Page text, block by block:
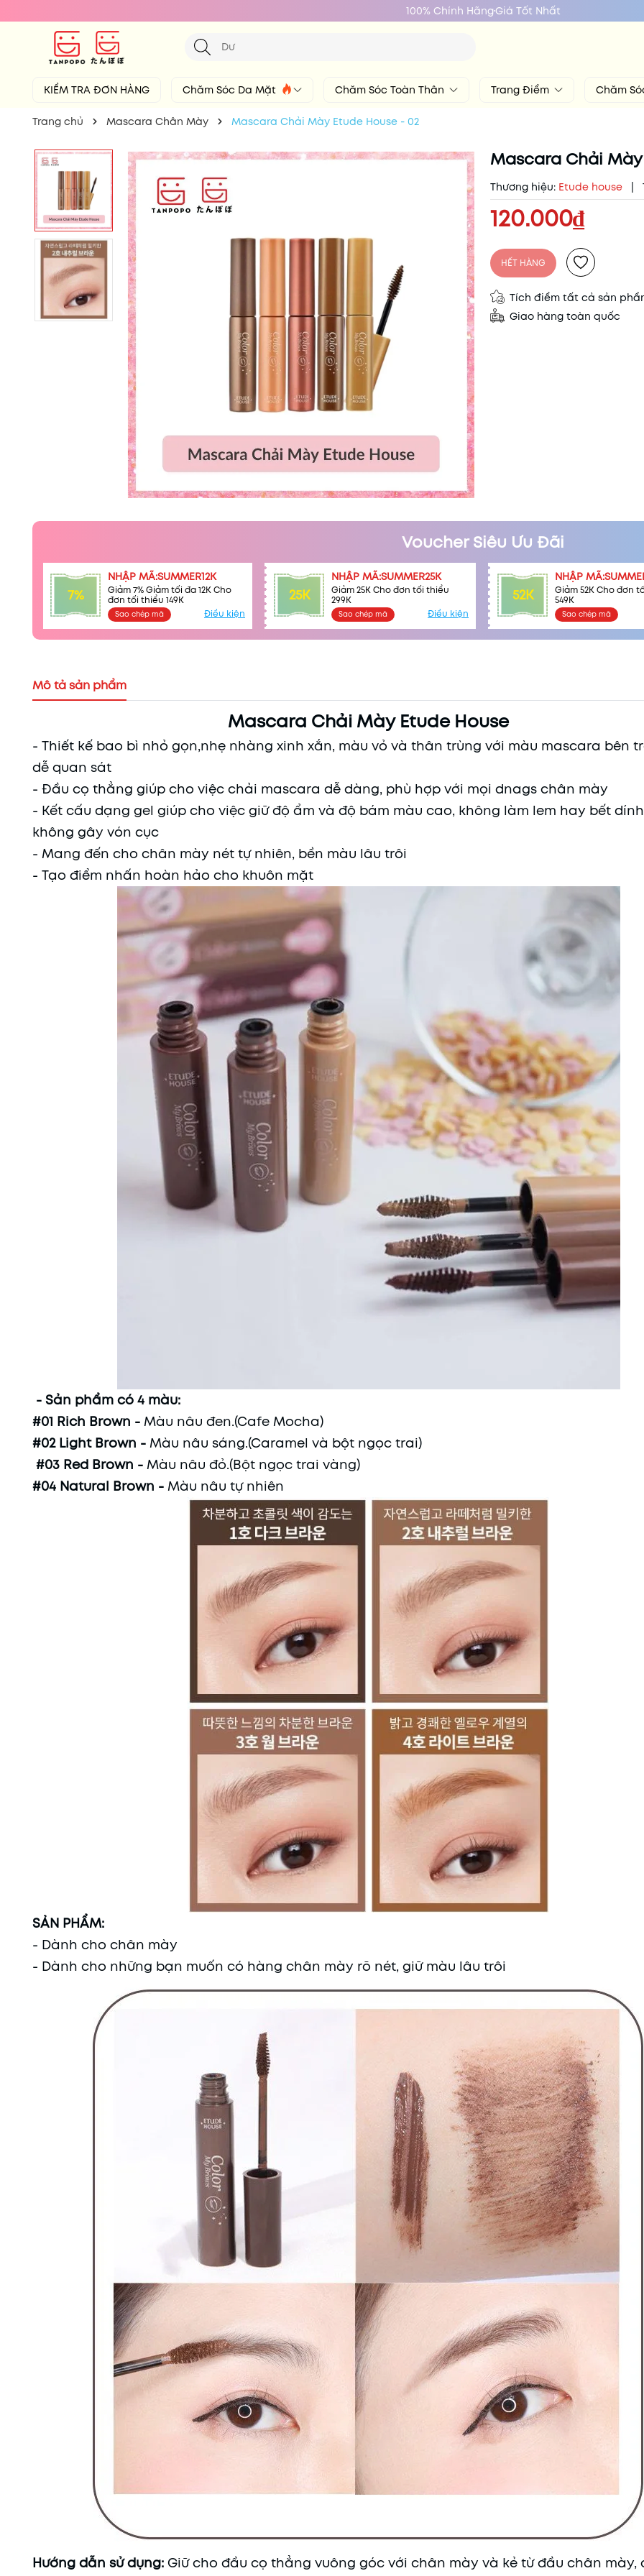
100% Chính HãngGiá Tốt Nhất
KIỂM TRA ĐƠN HÀNG Chăm Sóc Da Mặt Chăm Sóc Toàn Thân Trang Điểm Chăm
Trang chủ Mascara Chân Mày Mascara Chải Mày Etude House - 02
Mascara Chải
Thương hiệu: Etude house
120.000₫
HẾT HÀNG
Tích điểm tất cả sản
Giao hàng toàn quốc
Voucher Siêu Ưu Đãi
7%
NHẬP MÃ:SUMMER12K
Giảm 7% Giảm tối đa 12K Cho
đơn tối thiểu 149K
Sao chép mã Điều kiện
25K
NHẬP MÃ:SUMMER25K
Giảm 25K Cho đơn tối thiểu
299K
Sao chép mã Điều kiện
52K
NHẬP
Giảm 52K Cho đơn
549K
Sao chép mã
Mã khuyến mãi:
Mô tả sản phẩm
Mascara Chải Mày Etude House
- Thiết kế bao bì nhỏ gọn,nhẹ nhàng xinh xắn, màu vỏ và thân trùng với màu mascara bên
dễ quan sát
- Đầu cọ thẳng giúp cho việc chải mascara dễ dàng, phù hợp với mọi dnags chân mày
- Kết cấu dạng gel giúp cho việc giữ độ ẩm và độ bám màu cao, không làm lem hay bết
không gây vón cục
- Mang đến cho chân mày nét tự nhiên, bền màu lâu trôi
- Tạo điểm nhấn hoàn hảo cho khuôn mặt
- Sản phẩm có 4 màu:
#01 Rich Brown -Màu nâu đen.(Cafe Mocha)
#02 Light Brown -Màu nâu sáng.(Caramel và bột ngọc trai)
#03 Red Brown -Màu nâu đỏ.(Bột ngọc trai vàng)
#04 Natural Brown -Màu nâu tự nhiên
SẢN PHẨM:
- Dành cho chân mày
- Dành cho những bạn muốn có hàng chân mày rõ nét, giữ màu lâu trôi
Hướng dẫn sử dụng:Giữ cho đầu cọ thẳng vuông góc với chân mày và kẻ từ đầu chân mày,